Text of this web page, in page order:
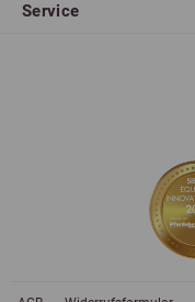
Service